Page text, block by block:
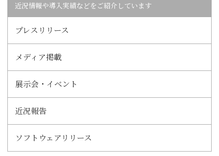
近況情報や導入実績などをご紹介しています
プレスリリース
メディア掲載
展示会・イベント
近況報告
ソフトウェアリリース